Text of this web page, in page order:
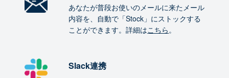
あなたが普段お使いのメールに来たメール
内容を、自動で「Stock」にストックする
ことができます。詳細はこちら。
Slack連携